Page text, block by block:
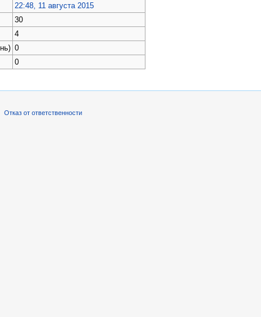
22:48, 11 августа 2015
30
4
0
0
Отказ от ответственности